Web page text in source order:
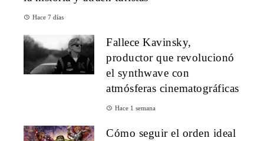
Hace 7 días
Fallece Kavinsky,
productor que revolucionó
el synthwave con
atmósferas cinematográficas
Hace 1 semana
Cómo seguir el orden ideal